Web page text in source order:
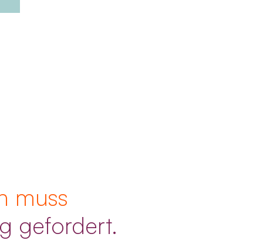
muss
gefordert.